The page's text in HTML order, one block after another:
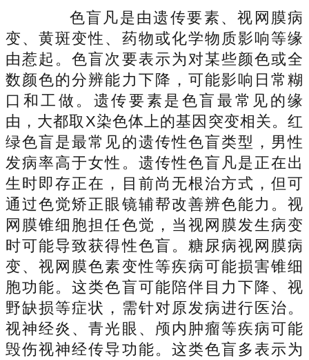
色盲凡是由遗传要素、视网膜病
变、黄斑变性、药物或化学物质影响等缘
由惹起。色盲次要表示为对某些颜色或全
数颜色的分辨能力下降，可能影响日常糊
口和工做。遗传要素是色盲最常见的缘
由，大都取X染色体上的基因突变相关。红
绿色盲是最常见的遗传性色盲类型，男性
发病率高于女性。遗传性色盲凡是正在出
生时即存正在，目前尚无根治方式，但可
通过色觉矫正眼镜辅帮改善辨色能力。视
网膜锥细胞担任色觉，当视网膜发生病变
时可能导致获得性色盲。糖尿病视网膜病
变、视网膜色素变性等疾病可能损害锥细
胞功能。这类色盲可能陪伴目力下降、视
野缺损等症状，需针对原发病进行医治。
视神经炎、青光眼、颅内肿瘤等疾病可能
毁伤视神经传导功能。这类色盲多表示为